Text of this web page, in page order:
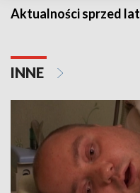
Aktualności sprzed lat
INNE